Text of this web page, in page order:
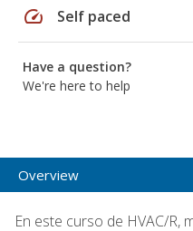
speed Self paced
Have a question?
We're here to help
Overview
En este curso de HVAC/R,